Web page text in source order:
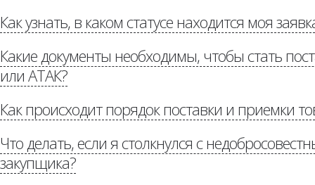
«Потенциальным
Как узнать, в каком статусе находится моя
Какие документы необходимы, чтобы стать
или АТАК?
«Потенциальным поставщикам»
Как происходит порядок поставки и приемки
доставке»
Что делать, если я столкнулся с
закупщика?